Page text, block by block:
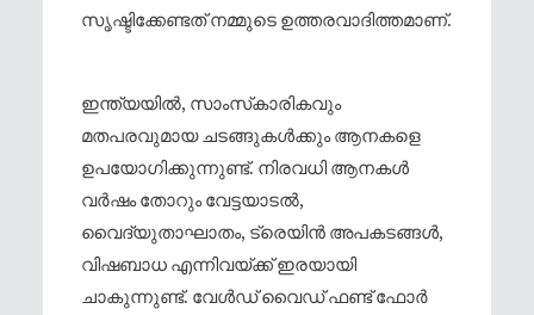
സൃഷ്ടിക്കേണ്ടത് നമ്മുടെ ഉത്തരവാദിത്തമാണ്.
ഇന്ത്യയില്‍, സാംസ്‌കാരികവും
മതപരവുമായ ചടങ്ങുകള്‍ക്കും ആനകളെ
ഉപയോഗിക്കുന്നുണ്ട്. നിരവധി ആനകള്‍
വര്‍ഷം തോറും വേട്ടയാടല്‍,
വൈദ്യുതാഘാതം, ട്രെയിന്‍ അപകടങ്ങള്‍,
വിഷബാധ എന്നിവയ്ക്ക് ഇരയായി
ചാകുന്നുണ്ട്. വേള്‍ഡ് വൈഡ് ഫണ്ട് ഫോര്‍